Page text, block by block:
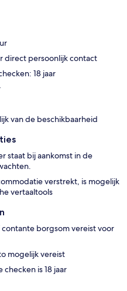
direct persoonlijk contact
18 jaar
van de beschikbaarheid
staat bij aankomst in de
verstrekt, is mogelijk
vertaaltools
borgsom vereist voor
mogelijk vereist
is 18 jaar